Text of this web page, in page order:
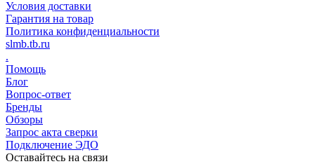
Условия доставки
Гарантия на товар
Политика конфиденциальности
slmb.tb.ru
.
Помощь
Блог
Вопрос-ответ
Бренды
Обзоры
Запрос акта сверки
Подключение ЭДО
Оставайтесь на связи